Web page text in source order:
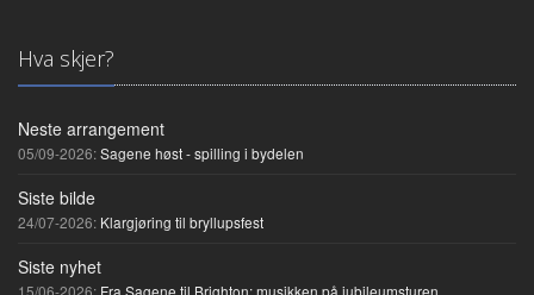
Hva skjer?
Neste arrangement
05/09-2026:Sagene høst - spilling i bydelen
Siste bilde
24/07-2026: Klargjøring til bryllupsfest
Siste nyhet
15/06-2026: Fra Sagene til Brighton: musikken på jubileumsturen